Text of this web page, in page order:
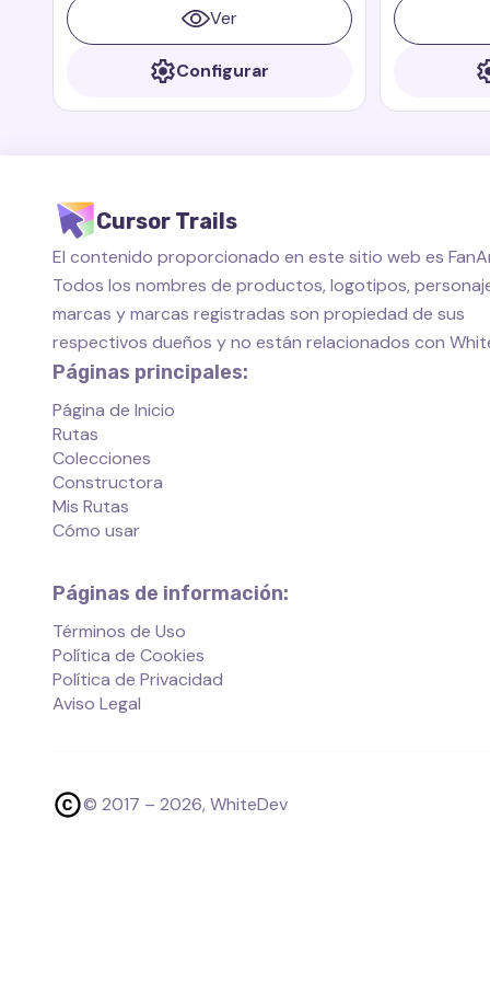
muchos gracias a sus aventuras en los
libros y películas Paddington
Ver
Configurar
Cursor Trails
El contenido proporcionado en este sitio web es
Todos los nombres de productos, logotipos,
marcas y marcas registradas son propiedad de sus
respectivos dueños y no están relacionados con
Páginas principales:
Página de Inicio
Rutas
Colecciones
Constructora
Mis Rutas
Cómo usar
Páginas de información:
Términos de Uso
Política de Cookies
Política de Privacidad
Aviso Legal
© 2017 – 2026, WhiteDev